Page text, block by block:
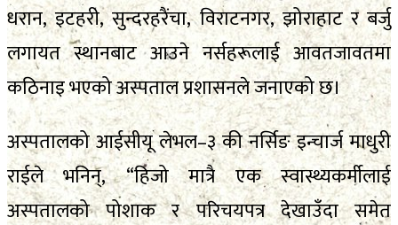
धरान, इटहरी, सुन्दरहरैंचा, विराटनगर, झोराहाट र बर्जु
लगायत स्थानबाट आउने नर्सहरूलाई आवतजावतमा
कठिनाइ भएको अस्पताल प्रशासनले जनाएको छ।
अस्पतालको आईसीयू लेभल–३ की नर्सिङ इन्चार्ज माधुरी
राईले भनिन्, “हिजो मात्रै एक स्वास्थ्यकर्मीलाई
अस्पतालको पोशाक र परिचयपत्र देखाउँदा समेत